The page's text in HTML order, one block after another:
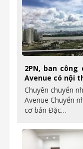
2PN, ban công
Avenue có nội
Chuyên chuyển
Avenue Chuyển
cơ bản Đặc…